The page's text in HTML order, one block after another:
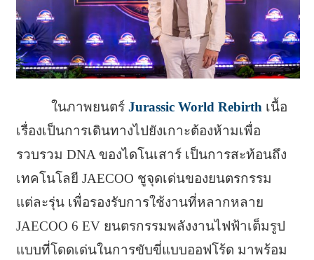
ในภาพยนตร์ Jurassic World Rebirth เนื้อ
เรื่องเป็นการเดินทางไปยังเกาะต้องห้ามเพื่อ
รวบรวม DNA ของไดโนเสาร์ เป็นการสะท้อนถึง
เทคโนโลยี JAECOO ชูจุดเด่นของยนตรกรรม
แต่ละรุ่น เพื่อรองรับการใช้งานที่หลากหลาย
JAECOO 6 EV ยนตรกรรมพลังงานไฟฟ้าเต็มรูป
แบบที่โดดเด่นในการขับขี่แบบออฟโร้ด มาพร้อม